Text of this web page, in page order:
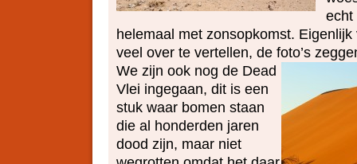
echt
helemaal met zonsopkomst.
veel over te vertellen, de foto’s
We zijn ook nog de Dead
Vlei ingegaan, dit is een
stuk waar bomen staan
die al honderden jaren
dood zijn, maar niet